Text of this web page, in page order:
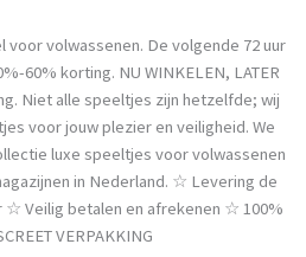
voor volwassenen. De volgende 72 uur
60% korting. NU WINKELEN, LATER
Niet alle speeltjes zijn hetzelfde; wij
voor jouw plezier en veiligheid. We
luxe speeltjes voor volwassenen
in Nederland. ☆ Levering de
Veilig betalen en afrekenen ☆ 100%
VERPAKKING